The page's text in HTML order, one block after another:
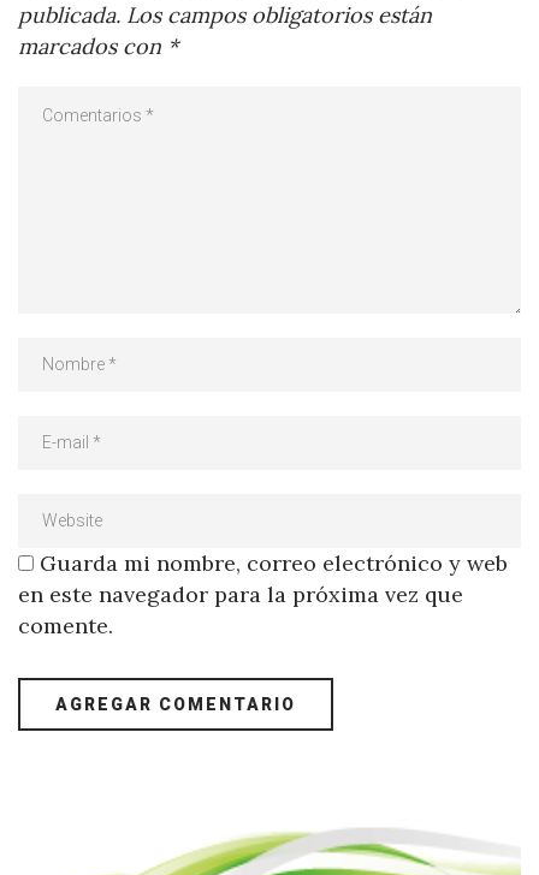
publicada. Los campos obligatorios están
marcados con *
Guarda mi nombre, correo electrónico y web
en este navegador para la próxima vez que
comente.